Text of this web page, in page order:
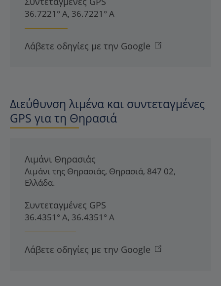
36.7221° Α, 36.7221° Α
Λάβετε οδηγίες με την Google
Διεύθυνση λιμένα και συντεταγμένες
GPS για τη Θηρασιά
Λιμάνι Θηρασιάς
Λιμάνι της Θηρασιάς, Θηρασιά, 847 02,
Ελλάδα.
Συντεταγμένες GPS
36.4351° Α, 36.4351° Α
Λάβετε οδηγίες με την Google